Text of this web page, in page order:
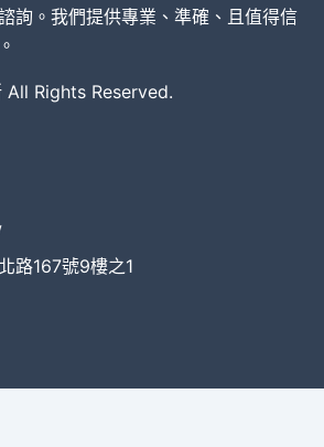
詢。我們提供專業、準確、且值得信
Rights Reserved.
路167號9樓之1